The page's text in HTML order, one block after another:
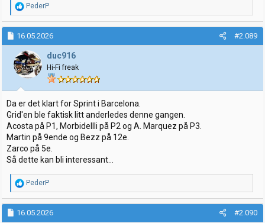
R
e
a
k
s
j
o
n
e
r
:
PederP
16.05.2026 #2.089
duc916
Hi-Fi freak
Da er det klart for Sprint i Barcelona.
Grid'en ble faktisk litt anderledes denne gangen.
Acosta på P1, Morbidellli på P2 og A. Marquez på P3.
Martin på 9ende og Bezz på 12e.
Zarco på 5e.
Så dette kan bli interessant...
R
e
a
k
s
PederP
16.05.2026 #2.090